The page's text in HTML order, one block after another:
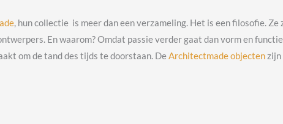
, hun collectie is meer dan een verzameling. Het is een filosofie.
En waarom? Omdat passie verder gaat dan vorm en
om de tand des tijds te doorstaan. De Architectmade objectenzijn